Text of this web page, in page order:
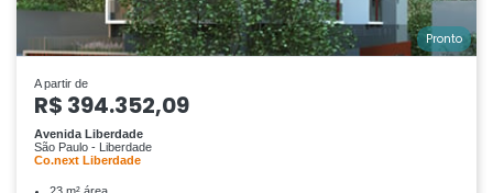
Pronto
A partir de
R$ 394.352,09
Avenida Liberdade
São Paulo - Liberdade
Co.next Liberdade